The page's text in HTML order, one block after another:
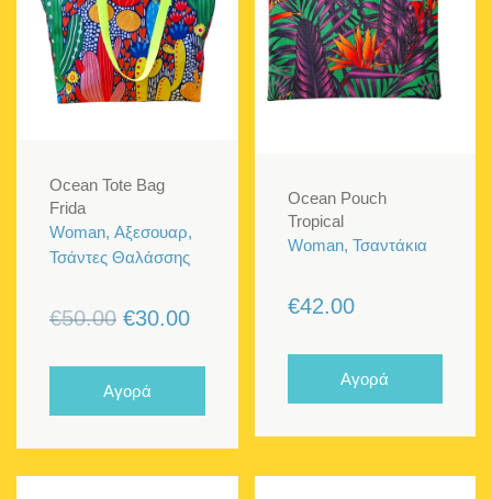
Ocean Tote Bag
Frida
Woman, Αξεσουαρ,
Τσάντες Θαλάσσης
€50.00 Original
€30.00Η
€30.00.
Αγορά
Ocean Pouch
Tropical
Woman, Τσαντάκια
€42.00
Αγορά